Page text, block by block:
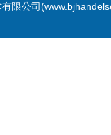
限公司